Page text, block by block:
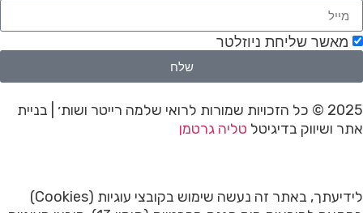
מאשר שליחת ניוזלטר
שלח
2025 © כל הזכויות שמורות לרואי שלמה רייטר ושות׳ | בניית
אתר ושיווק בדיגיטל טליה גרטמן
לידיעתך, באתר זה נעשה שימוש בקובצי עוגיות (Cookies)